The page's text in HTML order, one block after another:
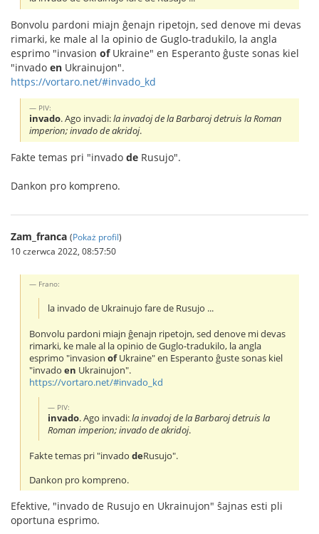
Bonvolu pardoni miajn ĝenajn ripetojn, sed denove mi devas
rimarki, ke male al la opinio de Guglo-tradukilo, la angla
esprimo "invasion ofUkraine" en Esperanto ĝuste sonas kiel
"invado en Ukrainujon".
https://vortaro.net/#invado_kd
PIV:
invado. Ago invadi:la invadoj de la Barbaroj detruis la Roman
imperion; invado de akridoj.
Fakte temas pri "invado de Rusujo".
Dankon pro kompreno.
Zam_franca (Pokaż profil)
10 czerwca 2022, 08:57:50
Frano:
la invado de Ukrainujo fare de Rusujo ...
Bonvolu pardoni miajn ĝenajn ripetojn, sed denove mi devas
rimarki, ke male al la opinio de Guglo-tradukilo, la angla
esprimo "invasionofUkraine" en Esperanto ĝuste sonas kiel
"invadoen Ukrainujon".
https://vortaro.net/#invado_kd
PIV:
invado. Ago invadi:la invadoj de la Barbaroj detruis la
Roman imperion; invado de akridoj.
Fakte temas pri "invadodeRusujo".
Dankon pro kompreno.
Efektive, "invado de Rusujo en Ukrainujon" ŝajnas esti pli
oportuna esprimo.